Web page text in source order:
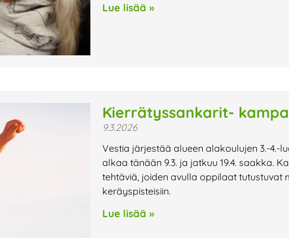
Lue lisää »
Kierrätyssankarit-
9.3.2026
Vestia järjestää alueen alakoulujen 3.-
alkaa tänään 9.3. ja jatkuu 19.4. saakka.
tehtäviä, joiden avulla oppilaat tutustuvat
keräyspisteisiin.
Lue lisää »